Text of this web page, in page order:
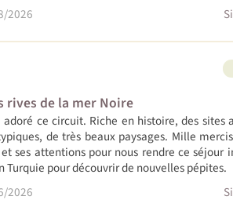
2026
rives de la mer Noire
ce circuit. Riche en histoire, des sites
de très beaux paysages. Mille
ses attentions pour nous rendre ce séjour
pour découvrir de nouvelles pépites.
2026